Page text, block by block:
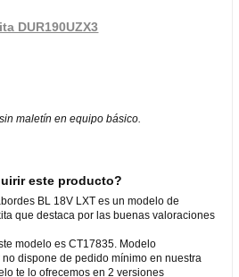
DUR190UZX3
maletín en equipo básico.
este producto?
BL 18V LXT es un modelo de
que destaca por las buenas valoraciones
modelo es CT17835. Modelo
dispone de pedido mínimo en nuestra
te lo ofrecemos en 2 versiones